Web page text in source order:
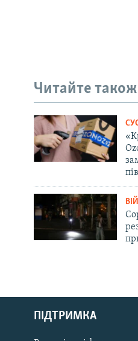
Русский
Qırımtatar
Читайте також
ПІДТРИМКА